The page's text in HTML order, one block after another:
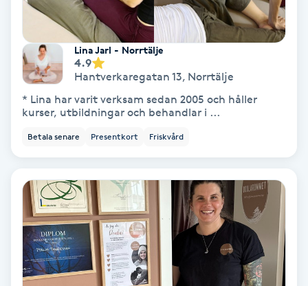
Keratinbehandling
Kinesiologi
Kinesisk medicin
Kiropraktik
Klangmassage
Klippning
Klippning & Slingor
Lina Jarl - Norrtälje
4.9
Hantverkaregatan 13, Norrtälje
* Lina har varit verksam sedan 2005 och håller
kurser, utbildningar och behandlar i ...
Betala senare Presentkort Friskvård